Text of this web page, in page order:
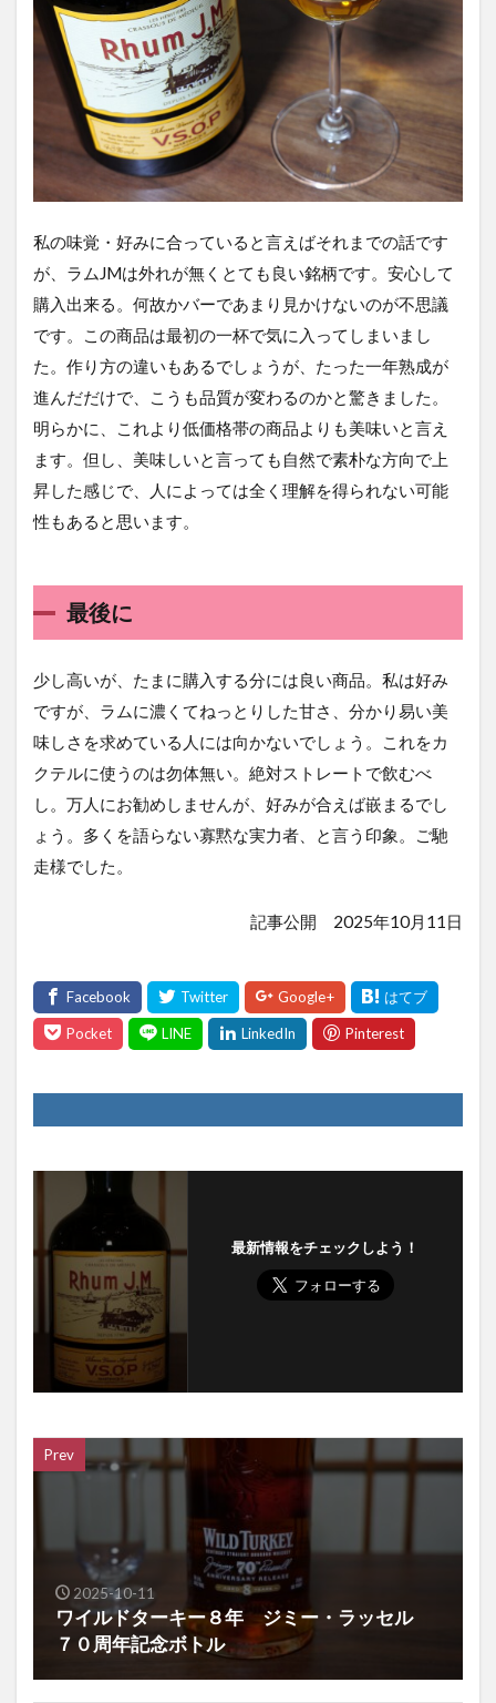
私の味覚・好みに合っていると言えばそれまでの話です
が、ラムJMは外れが無くとても良い銘柄です。安心して
購入出来る。何故かバーであまり見かけないのが不思議
です。この商品は最初の一杯で気に入ってしまいまし
た。作り方の違いもあるでしょうが、たった一年熟成が
進んだだけで、こうも品質が変わるのかと驚きました。
明らかに、これより低価格帯の商品よりも美味いと言え
ます。但し、美味しいと言っても自然で素朴な方向で上
昇した感じで、人によっては全く理解を得られない可能
性もあると思います。
最後に
少し高いが、たまに購入する分には良い商品。私は好み
ですが、ラムに濃くてねっとりした甘さ、分かり易い美
味しさを求めている人には向かないでしょう。これをカ
クテルに使うのは勿体無い。絶対ストレートで飲むべ
し。万人にお勧めしませんが、好みが合えば嵌まるでし
ょう。多くを語らない寡黙な実力者、と言う印象。ご馳
走様でした。
記事公開 2025年10月11日
最新情報をチェックしよう！
Prev
2025-10-11
ワイルドターキー８年 ジミー・ラッセル
７０周年記念ボトル